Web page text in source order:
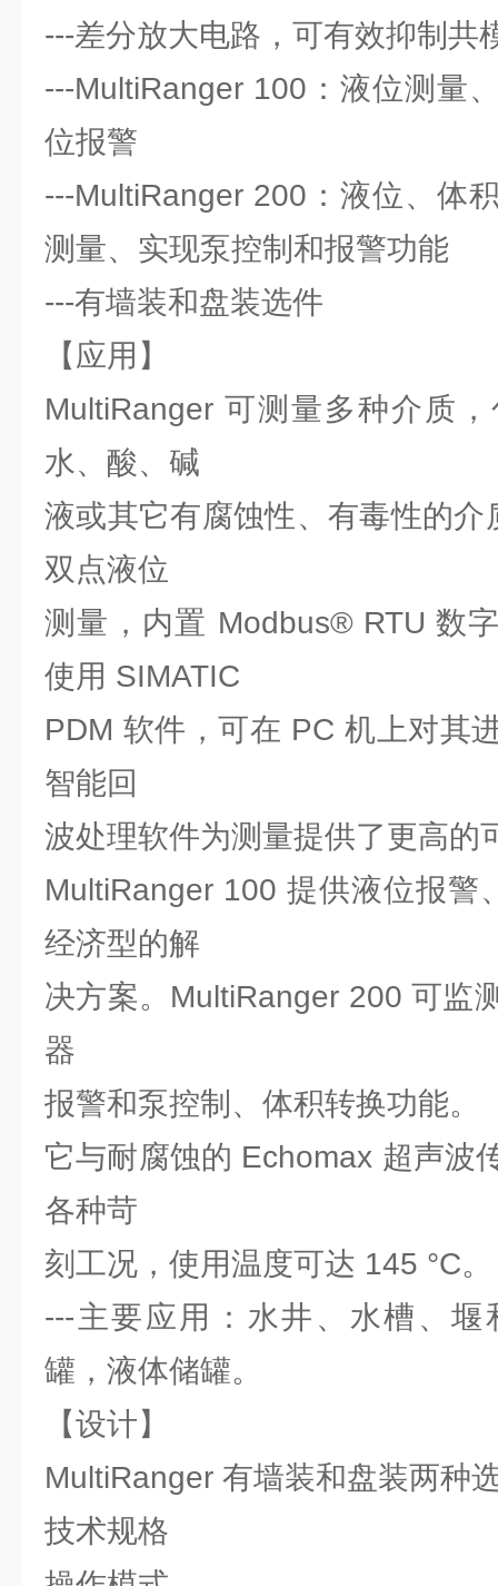
---差分放大电路，可有效抑制共
---MultiRanger 100：液位测量
位报警
---MultiRanger 200：液位、体
测量、实现泵控制和报警功能
---有墙装和盘装选件
【应用】
MultiRanger 可测量多种介质
水、酸、碱
液或其它有腐蚀性、有毒性的
双点液位
测量，内置 Modbus® RTU 数
使用 SIMATIC
PDM 软件，可在 PC 机上对其
智能回
波处理软件为测量提供了更高的
MultiRanger 100 提供液位报警
经济型的解
决方案。MultiRanger 200 可监
器
报警和泵控制、体积转换功能。
它与耐腐蚀的 Echomax 超声波
各种苛
刻工况，使用温度可达 145 °C。
---主要应用：水井、水槽、
罐，液体储罐。
【设计】
MultiRanger 有墙装和盘装两种
技术规格